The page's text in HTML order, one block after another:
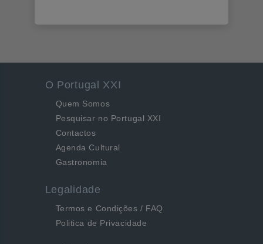
O Portugal XXI
Quem Somos
Pesquisar no Portugal XXI
Contactos
Agenda Cultural
Gastronomia
Legalidade
Termos e Condições / FAQ
Politica de Privacidade